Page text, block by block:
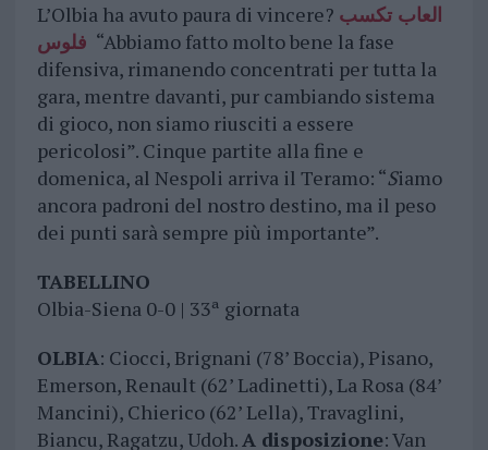
L’Olbia ha avuto paura di vincere? العاب تكسب
فلوس “Abbiamo fatto molto bene la fase
difensiva, rimanendo concentrati per tutta la
gara, mentre davanti, pur cambiando sistema
di gioco, non siamo riusciti a essere
pericolosi”. Cinque partite alla fine e
domenica, al Nespoli arriva il Teramo: “Siamo
ancora padroni del nostro destino, ma il peso
dei punti sarà sempre più importante”.
TABELLINO
Olbia-Siena 0-0 | 33ª giornata
OLBIA: Ciocci, Brignani (78’ Boccia), Pisano,
Emerson, Renault (62’ Ladinetti), La Rosa (84’
Mancini), Chierico (62’ Lella), Travaglini,
Biancu, Ragatzu, Udoh.A disposizione: Van